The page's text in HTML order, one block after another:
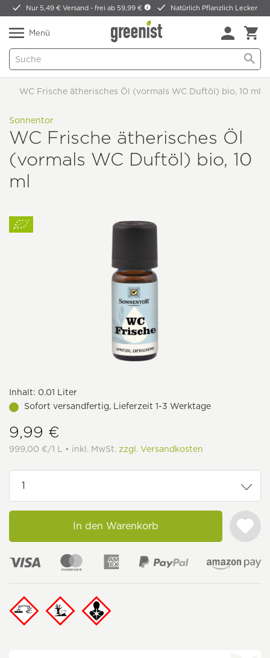
Nur 5,49 € Versand -frei ab 59,99 € Natürlich Pflanzlich Lecker
Menü
WC Frische ätherisches Öl (vormals WC Duftöl) bio, 10 ml
Sonnentor
WC Frische ätherisches Öl
(vormals WC Duftöl) bio, 10
ml
Inhalt: 0.01 Liter
Sofort versandfertig, Lieferzeit 1-3 Werktage
9,99 €
999,00 €/1 L • inkl. MwSt. zzgl. Versandkosten
In den Warenkorb